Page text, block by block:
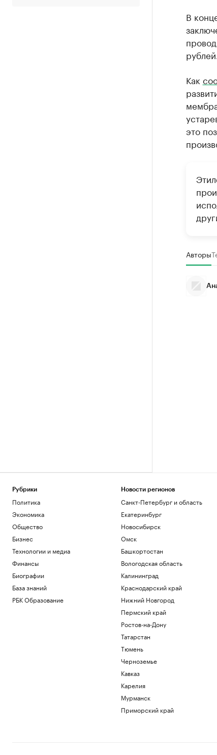
В
рублей.
Как
это
Авторы
Рубрики
Политика
Экономика
Общество
Бизнес
Технологии и медиа
Финансы
Биографии
База знаний
РБК Образование
Новости регионов
Санкт-Петербург и область
Екатеринбург
Новосибирск
Омск
Башкортостан
Вологодская область
Калининград
Краснодарский край
Нижний Новгород
Пермский край
Ростов-на-Дону
Татарстан
Тюмень
Черноземье
Кавказ
Карелия
Мурманск
Приморский край